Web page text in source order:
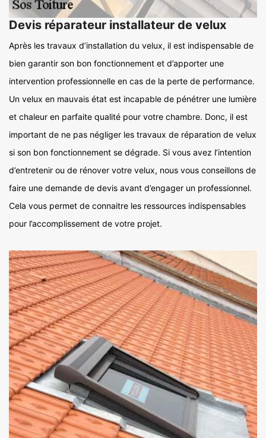
Devis réparateur installateur de velux
Après les travaux d’installation du velux, il est indispensable de
bien garantir son bon fonctionnement et d’apporter une
intervention professionnelle en cas de la perte de performance.
Un velux en mauvais état est incapable de pénétrer une lumière
et chaleur en parfaite qualité pour votre chambre. Donc, il est
important de ne pas négliger les travaux de réparation de velux
si son bon fonctionnement se dégrade. Si vous avez l’intention
d’entretenir ou de rénover votre velux, nous vous conseillons de
faire une demande de devis avant d’engager un professionnel.
Cela vous permet de connaitre les ressources indispensables
pour l’accomplissement de votre projet.